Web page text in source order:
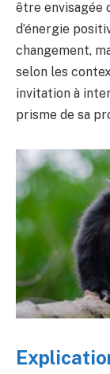
être envisagée
d’énergie
changement,
selon les
invitation à
prisme de sa